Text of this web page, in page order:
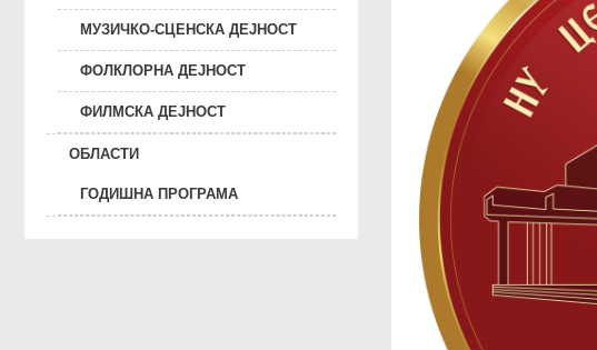
МУЗИЧКО-СЦЕНСКА ДЕЈНОСТ
ФОЛКЛОРНА ДЕЈНОСТ
ФИЛМСКА ДЕЈНОСТ
ОБЛАСТИ
ГОДИШНА ПРОГРАМА